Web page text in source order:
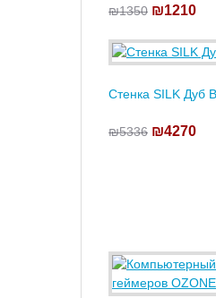
₪1350 ₪1210
Стенка SILK Дуб
₪5336 ₪4270